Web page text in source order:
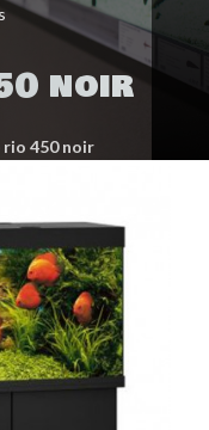
noir
rio 450 noir